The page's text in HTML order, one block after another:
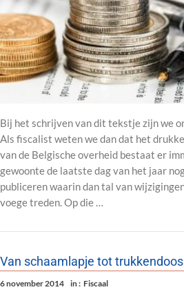
Bij het schrijven van dit tekstje zijn we
Als fiscalist weten we dan dat het
van de Belgische overheid bestaat er
gewoonte de laatste dag van het jaar
publiceren waarin dan tal van
voege treden. Op die …
Van schaamlapje tot trukkendoos
6 november 2014 in : Fiscaal